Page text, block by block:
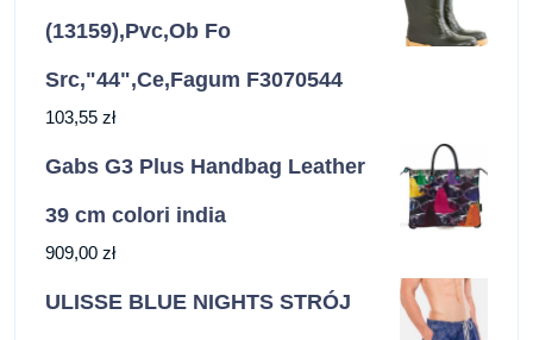
(13159),Pvc,Ob Fo
Src,"44",Ce,Fagum F3070544
103,55 zł
Gabs G3 Plus Handbag Leather
39 cm colori india
909,00 zł
ULISSE BLUE NIGHTS STRÓJ